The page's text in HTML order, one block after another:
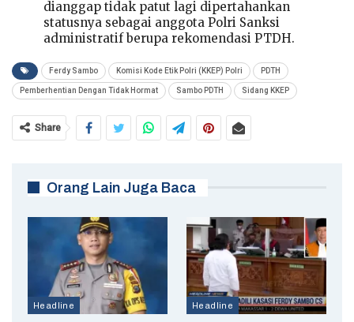
dianggap tidak patut lagi dipertahankan
statusnya sebagai anggota Polri Sanksi
administratif berupa rekomendasi PTDH.
Ferdy Sambo Komisi Kode Etik Polri (KKEP) Polri PDTH
Pemberhentian Dengan Tidak Hormat Sambo PDTH Sidang KKEP
Share
Orang Lain Juga Baca
Headline Headline